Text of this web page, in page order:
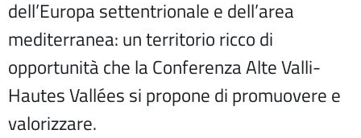
dell’Europa settentrionale e dell’area
mediterranea: un territorio ricco di
opportunità che la Conferenza Alte Valli-
Hautes Vallées si propone di promuovere e
valorizzare.